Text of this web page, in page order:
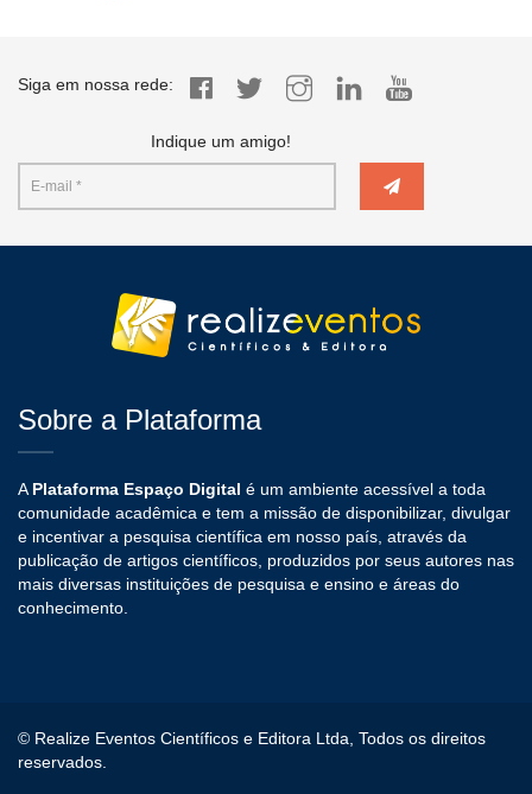
Siga em nossa rede:
Indique um amigo!
Sobre a Plataforma
A Plataforma Espaço Digital é um ambiente acessível a toda
comunidade acadêmica e tem a missão de disponibilizar, divulgar
e incentivar a pesquisa científica em nosso país, através da
publicação de artigos científicos, produzidos por seus autores nas
mais diversas instituições de pesquisa e ensino e áreas do
conhecimento.
© Realize Eventos Científicos e Editora Ltda, Todos os direitos
reservados.